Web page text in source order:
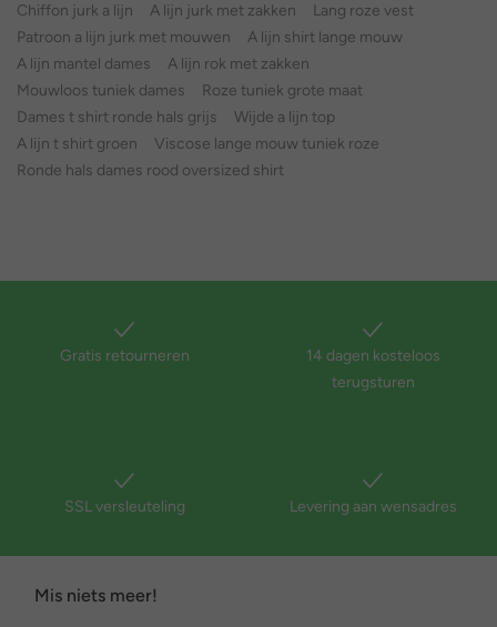
Chiffon jurk a lijn
A lijn jurk met zakken
Lang roze vest
Patroon a lijn jurk met mouwen
A lijn shirt lange mouw
A lijn mantel dames
A lijn rok met zakken
Mouwloos tuniek dames
Roze tuniek grote maat
Dames t shirt ronde hals grijs
Wijde a lijn top
A lijn t shirt groen
Viscose lange mouw tuniek roze
Ronde hals dames rood oversized shirt
Gratis retourneren
14 dagen kosteloos
terugsturen
SSL versleuteling Levering aan wensadres
Mis niets meer!